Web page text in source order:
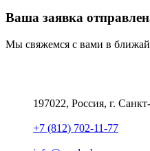
Ваша заявка
Мы свяжемся с вами в
197022, Россия, г.
+7 (812) 702-11-77